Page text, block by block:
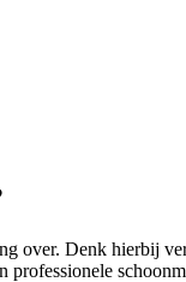
over. Denk hierbij